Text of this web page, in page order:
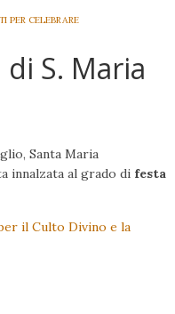
PER CELEBRARE
di S. Maria
Santa Maria
innalzata al grado di festa
il Culto Divino e la